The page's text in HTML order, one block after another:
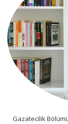
Gazatecilik